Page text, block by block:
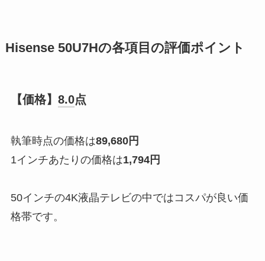
Hisense 50U7Hの各項目の評価ポイント
【価格】 8.0点
執筆時点の価格は89,680円
1インチあたりの価格は1,794円
50インチの4K液晶テレビの中ではコスパが良い価
格帯です。